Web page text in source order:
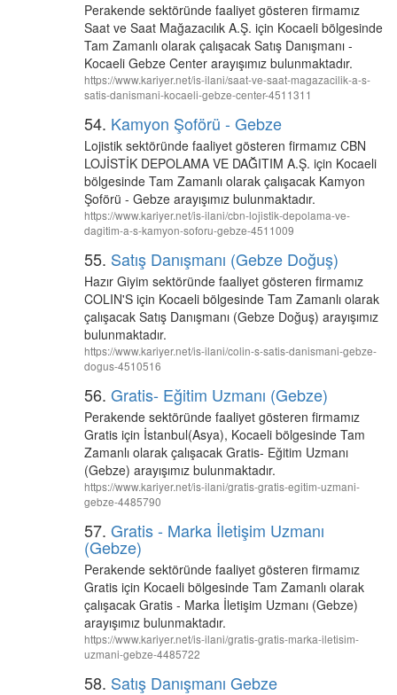
Perakende sektöründe faaliyet gösteren firmamız
Saat ve Saat Mağazacılık A.Ş. için Kocaeli bölgesinde
Tam Zamanlı olarak çalışacak Satış Danışmanı -
Kocaeli Gebze Center arayışımız bulunmaktadır.
https://www.kariyer.net/is-ilani/saat-ve-saat-magazacilik-a-s-
satis-danismani-kocaeli-gebze-center-4511311
54. Kamyon Şoförü - Gebze
Lojistik sektöründe faaliyet gösteren firmamız CBN
LOJİSTİK DEPOLAMA VE DAĞITIM A.Ş. için Kocaeli
bölgesinde Tam Zamanlı olarak çalışacak Kamyon
Şoförü - Gebze arayışımız bulunmaktadır.
https://www.kariyer.net/is-ilani/cbn-lojistik-depolama-ve-
dagitim-a-s-kamyon-soforu-gebze-4511009
55. Satış Danışmanı (Gebze Doğuş)
Hazır Giyim sektöründe faaliyet gösteren firmamız
COLIN'S için Kocaeli bölgesinde Tam Zamanlı olarak
çalışacak Satış Danışmanı (Gebze Doğuş) arayışımız
bulunmaktadır.
https://www.kariyer.net/is-ilani/colin-s-satis-danismani-gebze-
dogus-4510516
56. Gratis- Eğitim Uzmanı (Gebze)
Perakende sektöründe faaliyet gösteren firmamız
Gratis için İstanbul(Asya), Kocaeli bölgesinde Tam
Zamanlı olarak çalışacak Gratis- Eğitim Uzmanı
(Gebze) arayışımız bulunmaktadır.
https://www.kariyer.net/is-ilani/gratis-gratis-egitim-uzmani-
gebze-4485790
57. Gratis - Marka İletişim Uzmanı
(Gebze)
Perakende sektöründe faaliyet gösteren firmamız
Gratis için Kocaeli bölgesinde Tam Zamanlı olarak
çalışacak Gratis - Marka İletişim Uzmanı (Gebze)
arayışımız bulunmaktadır.
https://www.kariyer.net/is-ilani/gratis-gratis-marka-iletisim-
uzmani-gebze-4485722
58. Satış Danışmanı Gebze